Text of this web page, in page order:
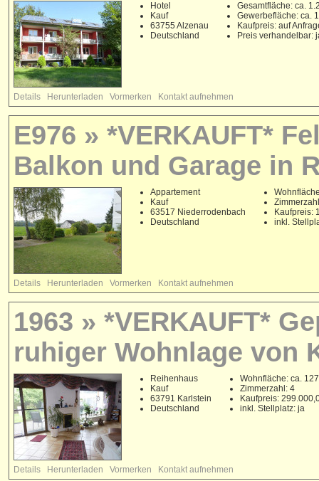
Hotel
Kauf
63755 Alzenau
Deutschland
Gesamtfläche: ca.
Gewerbefläche: ca.
Kaufpreis: auf
Preis verhandelbar:
Details Herunterladen Vormerken Kontakt aufnehmen
E976 » *VERKAUFT*
Balkon und Garage in
Appartement
Kauf
63517 Niederrodenbach
Deutschland
Kaufpreis:
inkl.
Details Herunterladen Vormerken Kontakt aufnehmen
1963 » *VERKAUFT*
ruhiger Wohnlage von
Reihenhaus
Kauf
63791 Karlstein
Deutschland
Wohnfläche: ca. 127
Zimmerzahl: 4
Kaufpreis:
inkl. Stellplatz: ja
Details Herunterladen Vormerken Kontakt aufnehmen